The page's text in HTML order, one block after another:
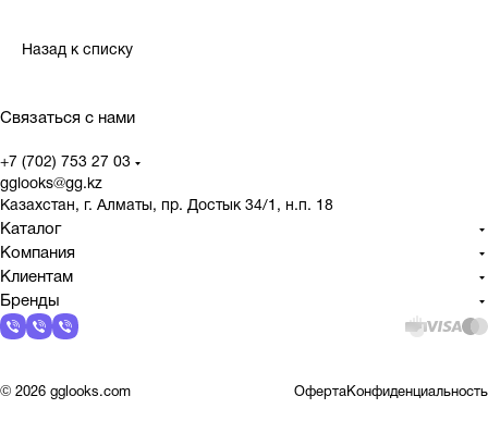
Назад к списку
Связаться с нами
+7 (702) 753 27 03
gglooks@gg.kz
Казахстан, г. Алматы, пр. Достык 34/1, н.п. 18
Каталог
Компания
Клиентам
Бренды
© 2026 gglooks.com ОфертаКонфиденциальность